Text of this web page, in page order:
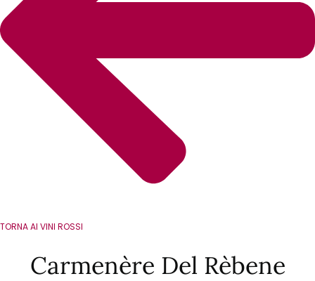
TORNA AI VINI ROSSI
Carmenère Del Rèbene